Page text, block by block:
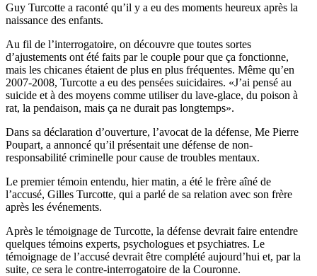
Guy Turcotte a raconté qu’il y a eu des moments heureux après la
naissance des enfants.
Au fil de l’interrogatoire, on découvre que toutes sortes
d’ajustements ont été faits par le couple pour que ça fonctionne,
mais les chicanes étaient de plus en plus fréquentes. Même qu’en
2007-2008, Turcotte a eu des pensées suicidaires. «J’ai pensé au
suicide et à des moyens comme utiliser du lave-glace, du poison à
rat, la pendaison, mais ça ne durait pas longtemps».
Dans sa déclaration d’ouverture, l’avocat de la défense, Me Pierre
Poupart, a annoncé qu’il présentait une défense de non-
responsabilité criminelle pour cause de troubles mentaux.
Le premier témoin entendu, hier matin, a été le frère aîné de
l’accusé, Gilles Turcotte, qui a parlé de sa relation avec son frère
après les événements.
Après le témoignage de Turcotte, la défense devrait faire entendre
quelques témoins experts, psychologues et psychiatres. Le
témoignage de l’accusé devrait être complété aujourd’hui et, par la
suite, ce sera le contre-interrogatoire de la Couronne.